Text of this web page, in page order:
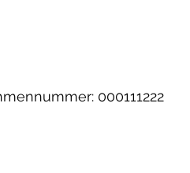
000111222